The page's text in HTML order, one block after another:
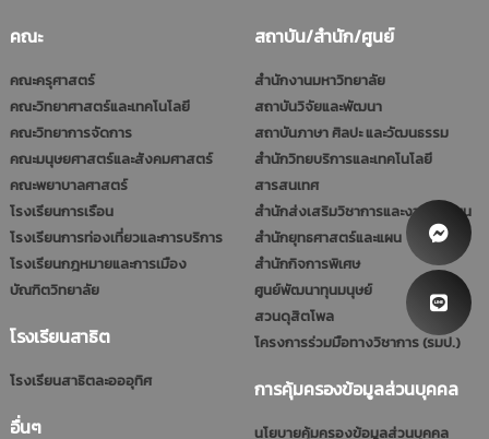
คณะ
คณะครุศาสตร์
คณะวิทยาศาสตร์และเทคโนโลยี
คณะวิทยาการจัดการ
คณะมนุษยศาสตร์และสังคมศาสตร์
คณะพยาบาลศาสตร์
โรงเรียนการเรือน
โรงเรียนการท่องเที่ยวและการบริการ
โรงเรียนกฎหมายและการเมือง
บัณฑิตวิทยาลัย
โรงเรียนสาธิต
โรงเรียนสาธิตละอออุทิศ
อื่นๆ
สถาบัน/สำนัก/ศูนย์
สำนักงานมหาวิทยาลัย
สถาบันวิจัยและพัฒนา
สถาบันภาษา ศิลปะ และวัฒนธรรม
สำนักวิทยบริการและเทคโนโลยี
สารสนเทศ
สำนักส่งเสริมวิชาการและงานทะเบียน
สำนักยุทธศาสตร์และแผน
สำนักกิจการพิเศษ
ศูนย์พัฒนาทุนมนุษย์
สวนดุสิตโพล
โครงการร่วมมือทางวิชาการ (รมป.)
การคุ้มครองข้อมูลส่วนบุคคล
นโยบายคุ้มครองข้อมูลส่วนบุคคล